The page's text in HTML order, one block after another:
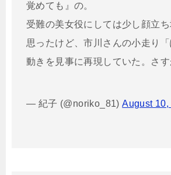
覚めても』の。
受難の美女役にしては少し顔立
思ったけど、市川さんの小走り
動きを見事に再現していた。さす
— 紀子 (@noriko_81)August 10,